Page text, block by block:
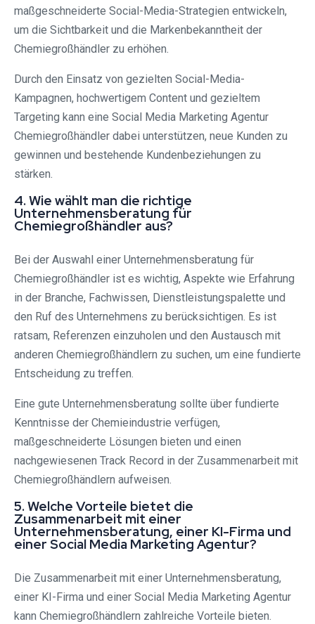
maßgeschneiderte Social-Media-Strategien entwickeln,
um die Sichtbarkeit und die Markenbekanntheit der
Chemiegroßhändler zu erhöhen.
Durch den Einsatz von gezielten Social-Media-
Kampagnen, hochwertigem Content und gezieltem
Targeting kann eine Social Media Marketing Agentur
Chemiegroßhändler dabei unterstützen, neue Kunden zu
gewinnen und bestehende Kundenbeziehungen zu
stärken.
4. Wie wählt man die richtige
Unternehmensberatung für
Chemiegroßhändler aus?
Bei der Auswahl einer Unternehmensberatung für
Chemiegroßhändler ist es wichtig, Aspekte wie Erfahrung
in der Branche, Fachwissen, Dienstleistungspalette und
den Ruf des Unternehmens zu berücksichtigen. Es ist
ratsam, Referenzen einzuholen und den Austausch mit
anderen Chemiegroßhändlern zu suchen, um eine fundierte
Entscheidung zu treffen.
Eine gute Unternehmensberatung sollte über fundierte
Kenntnisse der Chemieindustrie verfügen,
maßgeschneiderte Lösungen bieten und einen
nachgewiesenen Track Record in der Zusammenarbeit mit
Chemiegroßhändlern aufweisen.
5. Welche Vorteile bietet die
Zusammenarbeit mit einer
Unternehmensberatung, einer KI-Firma und
einer Social Media Marketing Agentur?
Die Zusammenarbeit mit einer Unternehmensberatung,
einer KI-Firma und einer Social Media Marketing Agentur
kann Chemiegroßhändlern zahlreiche Vorteile bieten.